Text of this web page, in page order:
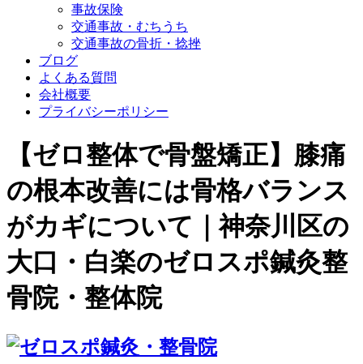
事故保険
交通事故・むちうち
交通事故の骨折・捻挫
ブログ
よくある質問
会社概要
プライバシーポリシー
【ゼロ整体で骨盤矯正】膝痛
の根本改善には骨格バランス
がカギについて｜神奈川区の
大口・白楽のゼロスポ鍼灸整
骨院・整体院